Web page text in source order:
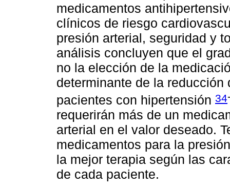
medicamentos
clínicos de riesgo
presión arterial, seguridad y
análisis concluyen que el
no la elección de la
determinante de la
pacientes con hipertensión 34
requerirán más de un
arterial en el valor deseado.
medicamentos para la
la mejor terapia según las
de cada paciente.